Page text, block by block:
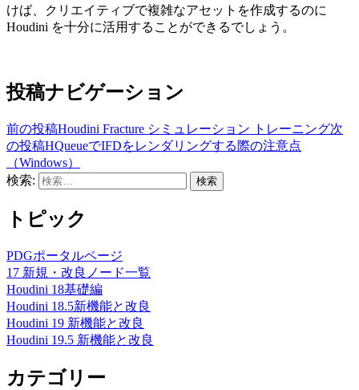
けば、クリエイティブで複雑なアセットを作成するのに
Houdini を十分に活用することができるでしょう。
投稿ナビゲーション
前の投稿Houdini Fracture シミュレーション トレーニング次
の投稿HQueueでIFDをレンダリングする際の注意点
（Windows）
検索:
トピック
PDGポータルページ
17 新規・改良ノード一覧
Houdini 18基礎編
Houdini 18.5新機能と改良
Houdini 19 新機能と改良
Houdini 19.5 新機能と改良
カテゴリー